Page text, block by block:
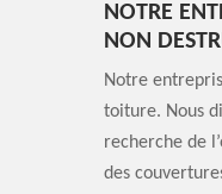
NOTRE
NON
Notre
toiture. Nous
recherche de
des